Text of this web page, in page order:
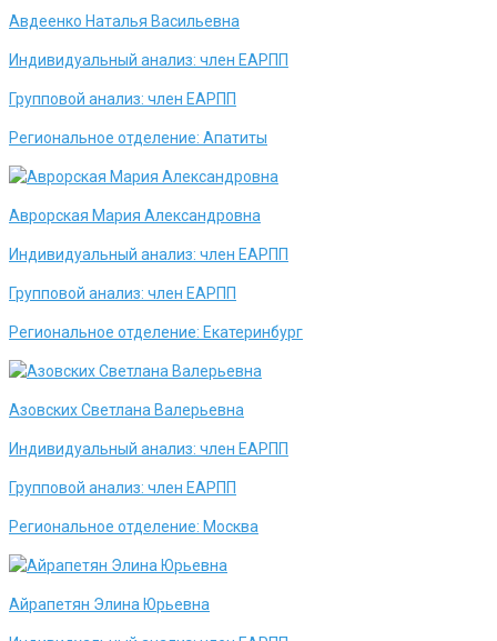
Авдеенко Наталья Васильевна
Индивидуальный анализ: член ЕАРПП
Групповой анализ: член ЕАРПП
Региональное отделение: Апатиты
Аврорская Мария Александровна
Индивидуальный анализ: член ЕАРПП
Групповой анализ: член ЕАРПП
Региональное отделение: Екатеринбург
Азовских Светлана Валерьевна
Индивидуальный анализ: член ЕАРПП
Групповой анализ: член ЕАРПП
Региональное отделение: Москва
Айрапетян Элина Юрьевна